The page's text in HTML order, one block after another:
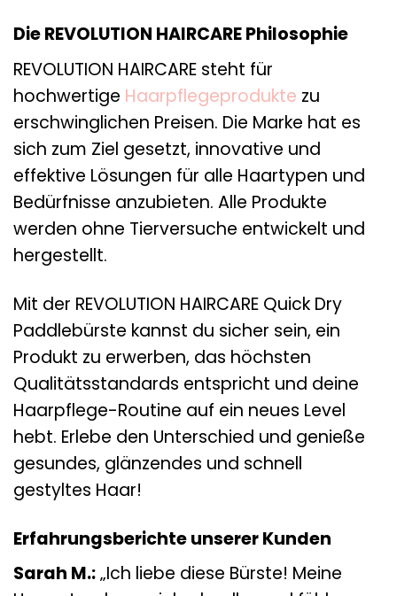
Die REVOLUTION HAIRCARE Philosophie
REVOLUTION HAIRCARE steht für
hochwertige Haarpflegeprodukte zu
erschwinglichen Preisen. Die Marke hat es
sich zum Ziel gesetzt, innovative und
effektive Lösungen für alle Haartypen und
Bedürfnisse anzubieten. Alle Produkte
werden ohne Tierversuche entwickelt und
hergestellt.
Mit der REVOLUTION HAIRCARE Quick Dry
Paddlebürste kannst du sicher sein, ein
Produkt zu erwerben, das höchsten
Qualitätsstandards entspricht und deine
Haarpflege-Routine auf ein neues Level
hebt. Erlebe den Unterschied und genieße
gesundes, glänzendes und schnell
gestyltes Haar!
Erfahrungsberichte unserer Kunden
Sarah M.:„Ich liebe diese Bürste! Meine